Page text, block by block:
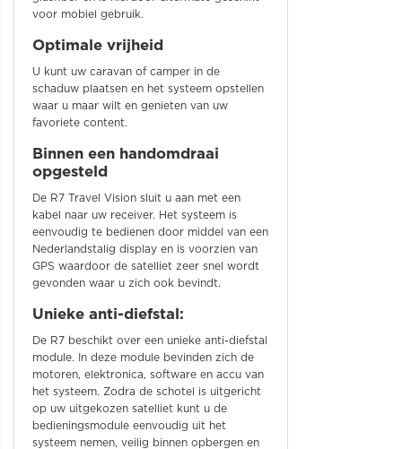
voor mobiel gebruik.
Optimale vrijheid
U kunt uw caravan of camper in de
schaduw plaatsen en het systeem opstellen
waar u maar wilt en genieten van uw
favoriete content.
Binnen een handomdraai
opgesteld
De R7 Travel Vision sluit u aan met een
kabel naar uw receiver. Het systeem is
eenvoudig te bedienen door middel van een
Nederlandstalig display en is voorzien van
GPS waardoor de satelliet zeer snel wordt
gevonden waar u zich ook bevindt.
Unieke anti-diefstal:
De R7 beschikt over een unieke anti-diefstal
module. In deze module bevinden zich de
motoren, elektronica, software en accu van
het systeem. Zodra de schotel is uitgericht
op uw uitgekozen satelliet kunt u de
bedieningsmodule eenvoudig uit het
systeem nemen, veilig binnen opbergen en